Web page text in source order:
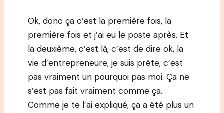
Ok, donc ça c’est la première fois, la
première fois et j’ai eu le poste après. Et
la deuxième, c’est là, c’est de dire ok, la
vie d’entrepreneure, je suis prête, c’est
pas vraiment un pourquoi pas moi. Ça ne
s’est pas fait vraiment comme ça.
Comme je te l’ai expliqué, ça a été plus un